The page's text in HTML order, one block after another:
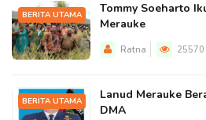
BERITA UTAMA
Tommy Soeharto
Merauke
Ratna 25570
BERITA UTAMA
Lanud Merauke
DMA